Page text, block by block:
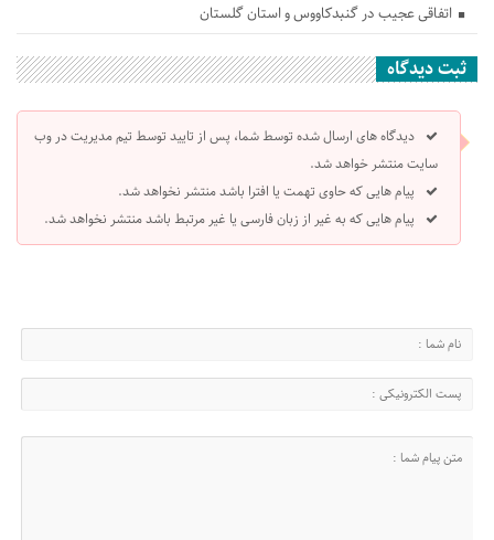
اتفاقی عجیب در‌ گنبدکاووس و استان گلستان
ثبت دیدگاه
دیدگاه های ارسال شده توسط شما، پس از تایید توسط تیم مدیریت در وب
سایت منتشر خواهد شد.
پیام هایی که حاوی تهمت یا افترا باشد منتشر نخواهد شد.
پیام هایی که به غیر از زبان فارسی یا غیر مرتبط باشد منتشر نخواهد شد.